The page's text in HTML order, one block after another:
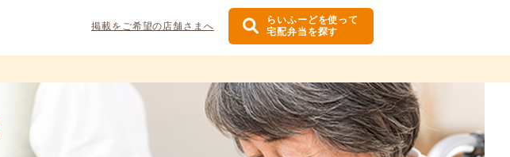
掲載をご希望の店舗さまへ
らいふーどを使って
宅配弁当を探す